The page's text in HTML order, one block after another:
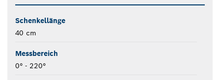
Schenkellänge
40 cm
Messbereich
0° - 220°